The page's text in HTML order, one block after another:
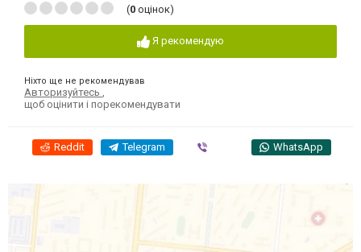
(0 оцінок)
Я рекомендую
Ніхто ще не рекомендував
Авторизуйтесь
щоб оцінити і порекомендувати
Reddit Telegram WhatsApp